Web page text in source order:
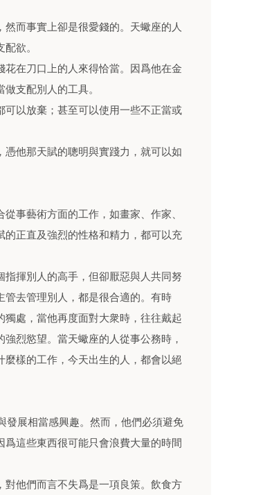
而事實上卻是很愛錢的。天蠍座的人
欲。
在刀口上的人來得恰當。因爲他在金
支配別人的工具。
以放棄；甚至可以使用一些不正當或
他那天賦的聰明與實踐力，就可以如
事藝術方面的工作，如畫家、作家、
正直及強烈的性格和精力，都可以充
揮別人的高手，但卻厭惡與人共同努
管去管理別人，都是很合適的。有時
處，當他再度面對大衆時，往往戴起
烈慾望。當天蠍座的人從事公務時，
樣的工作，今天出生的人，都會以絕
發展相當感興趣。然而，他們必須避免
這些東西很可能只會浪費大量的時間
對他們而言不失爲是一項良策。飲食方